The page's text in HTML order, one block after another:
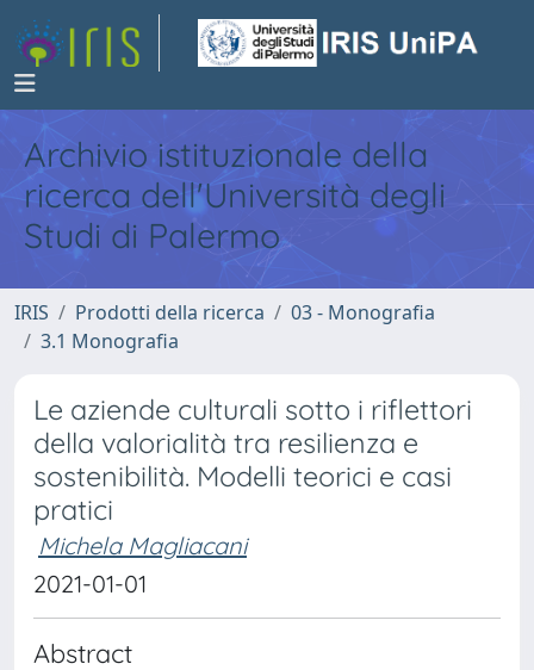
Archivio istituzionale della
ricerca dell'Università degli
Studi di Palermo
IRIS Prodotti della ricerca
03 - Monografia
3.1 Monografia
Le aziende culturali sotto i riflettori
della valorialità tra resilienza e
sostenibilità. Modelli teorici e casi
pratici
Michela Magliacani
2021-01-01
Abstract